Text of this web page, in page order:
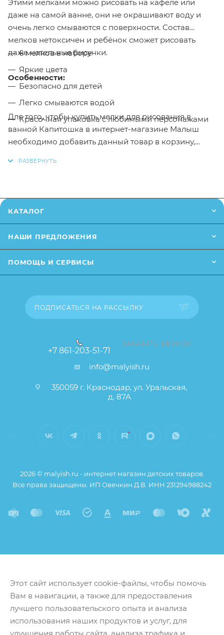
Этими мелками можно рисовать на кафеле или
даже на самой ванне, они не окрашивают воду и
очень легко смываются с поверхности. Состав
мелков нетоксичен и ребёнок сможет рисовать
даже нательные рисунки.
Особенности:
6 мелков в наборе
Яркие цвета
Безопасно для детей
Легко смываются водой
Красочная упаковка с любимыми персонажами
Для того, чтобы купить мелки для рисования в
ванной Капитошка в интернет-магазине Малыш
необходимо добавить данный товар в корзину,
сайте (например, оттенки цветов, незначительные
влияющие на основные потребительские свойства
свойства и иные существенные элементы товара и
КАТАЛОГ
НАШИ ПРЕДЛОЖЕНИЯ
ПОМОЩЬ И СЕРВИСЫ
ПОДПИСАТЬСЯ НА РАССЫЛКУ
+7 861-203-51-71
ЗАКАЗАТЬ ЗВОНОК
info@malyish.ru
350059 г. Краснодар, ул. Уральская,
д. 87А
2026 © malyish.ru - интернет магазин детских товаров.
Все права защищены. ИП Овечкин Д.В. ИНН 231294988242
Этот сайт использует cookie-файлы, чтобы помочь
Вам в навигации, а также для предоставления
лучшего пользовательского опыта и анализа
использования наших продуктов и услуг, для